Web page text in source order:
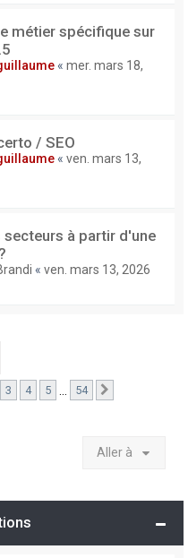
métier spécifique sur
« mer. mars 18,
/ SEO
« ven. mars 13,
secteurs à partir d'une
« ven. mars 13, 2026
54
3 4 5 54
Aller à